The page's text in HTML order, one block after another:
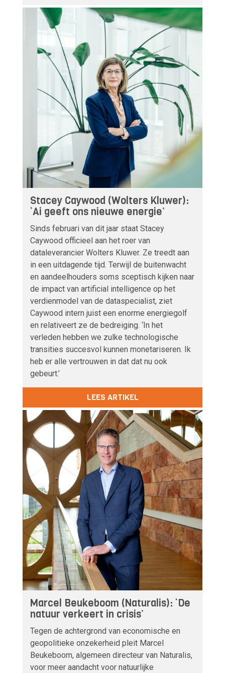
Stacey Caywood (Wolters Kluwer):
‘Ai geeft ons nieuwe energie’
Sinds februari van dit jaar staat Stacey
Caywood officieel aan het roer van
dataleverancier Wolters Kluwer. Ze treedt aan
in een uitdagende tijd. Terwijl de buitenwacht
en aandeelhouders soms sceptisch kijken naar
de impact van artificial intelligence op het
verdienmodel van de dataspecialist, ziet
Caywood intern juist een enorme energiegolf
en relativeert ze de bedreiging. ‘In het
verleden hebben we zulke technologische
transities succesvol kunnen monetariseren. Ik
heb er alle vertrouwen in dat dat nu ook
gebeurt.’
LEES ARTIKEL
Marcel Beukeboom (Naturalis): ‘De
natuur verkeert in crisis’
Tegen de achtergrond van economische en
geopolitieke onzekerheid pleit Marcel
Beukeboom, algemeen directeur van Naturalis,
voor meer aandacht voor natuurlijke